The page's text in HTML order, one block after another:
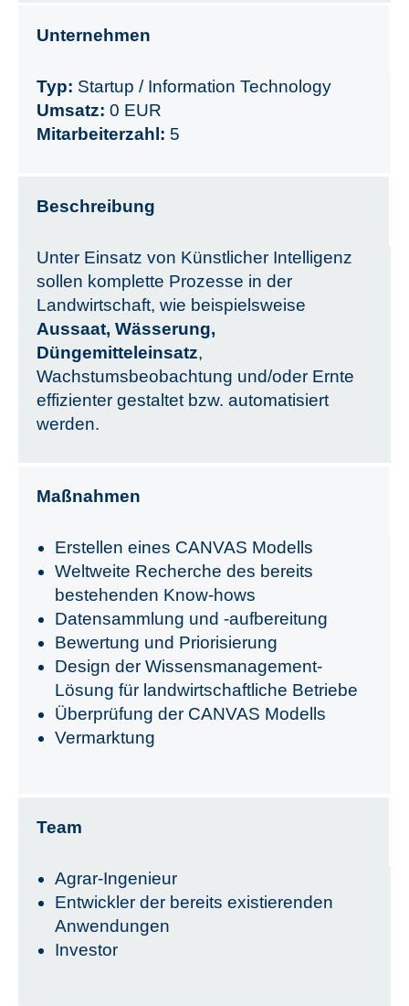
Unternehmen
Typ: Startup / Information Technology
Umsatz: 0 EUR
Mitarbeiterzahl: 5
Beschreibung
Unter Einsatz von Künstlicher Intelligenz
sollen komplette Prozesse in der
Landwirtschaft, wie beispielsweise
Aussaat, Wässerung,
Düngemitteleinsatz,
Wachstumsbeobachtung und/oder Ernte
effizienter gestaltet bzw. automatisiert
werden.
Maßnahmen
Erstellen eines CANVAS Modells
Weltweite Recherche des bereits
bestehenden Know-hows
Datensammlung und -aufbereitung
Bewertung und Priorisierung
Design der Wissensmanagement-
Lösung für landwirtschaftliche Betriebe
Überprüfung der CANVAS Modells
Vermarktung
Team
Agrar-Ingenieur
Entwickler der bereits existierenden
Anwendungen
Investor